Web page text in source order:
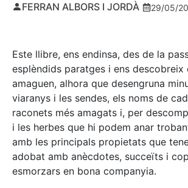
FERRAN ALBORS I JORDÀ 29/05/
Este llibre, ens endinsa, des de la
esplèndids paratges i ens descobreix
amaguen, alhora que desengruna
viaranys i les sendes, els noms de
raconets més amagats i, per
i les herbes que hi podem anar
amb les principals propietats que
adobat amb anècdotes, succeïts i
esmorzars en bona companyia.